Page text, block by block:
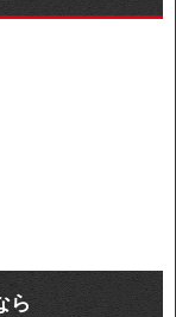
ら